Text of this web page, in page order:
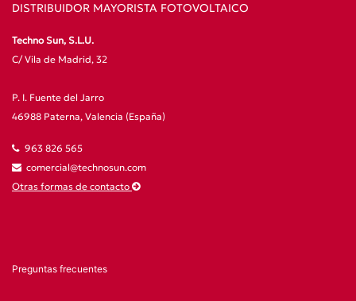
DISTRIBUIDOR MAYORISTA FOTOVOLTAICO
Techno Sun, S.L.U.
C/ Vila de Madrid, 32
P. I. Fuente del Jarro
46988 Paterna, Valencia (España)
963 826 565
comercial@technosun.com
Otras formas de contacto
Preguntas frecuentes